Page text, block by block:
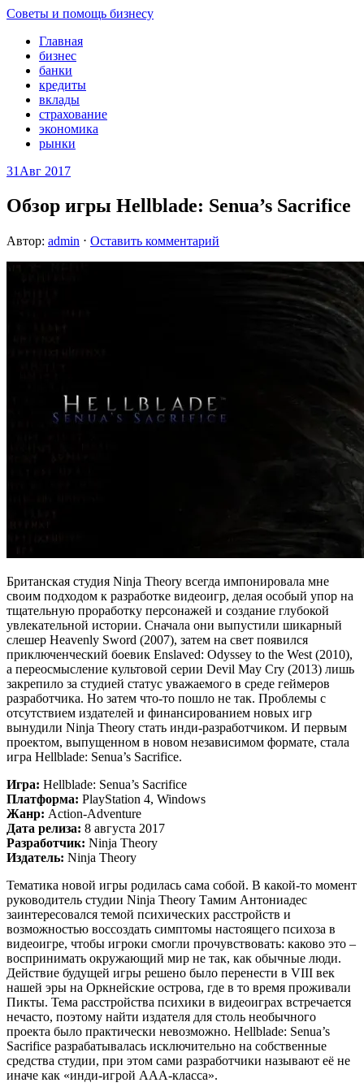
Советы и помощь бизнесу
Главная
бизнес
банки
кредиты
вклады
страхование
экономика
рынки
31 Авг 2017
Обзор игры Hellblade: Senua’s Sacrifice
Автор: admin ⋅ Оставить комментарий
Британская студия Ninja Theory всегда импонировала мне
своим подходом к разработке видеоигр, делая особый упор на
тщательную проработку персонажей и создание глубокой
увлекательной истории. Сначала они выпустили шикарный
слешер Heavenly Sword (2007), затем на свет появился
приключенческий боевик Enslaved: Odyssey to the West (2010),
а переосмысление культовой серии Devil May Cry (2013) лишь
закрепило за студией статус уважаемого в среде геймеров
разработчика. Но затем что-то пошло не так. Проблемы с
отсутствием издателей и финансированием новых игр
вынудили Ninja Theory стать инди-разработчиком. И первым
проектом, выпущенном в новом независимом формате, стала
игра Hellblade: Senua’s Sacrifice.
Игра: Hellblade: Senua’s Sacrifice
Платформа: PlayStation 4, Windows
Жанр: Action-Adventure
Дата релиза: 8 августа 2017
Разработчик: Ninja Theory
Издатель: Ninja Theory
Тематика новой игры родилась сама собой. В какой-то момент
руководитель студии Ninja Theory Тамим Антониадес
заинтересовался темой психических расстройств и
возможностью воссоздать симптомы настоящего психоза в
видеоигре, чтобы игроки смогли прочувствовать: каково это –
воспринимать окружающий мир не так, как обычные люди.
Действие будущей игры решено было перенести в VIII век
нашей эры на Оркнейские острова, где в то время проживали
Пикты. Тема расстройства психики в видеоиграх встречается
нечасто, поэтому найти издателя для столь необычного
проекта было практически невозможно. Hellblade: Senua’s
Sacrifice разрабатывалась исключительно на собственные
средства студии, при этом сами разработчики называют её не
иначе как «инди-игрой ААА-класса».